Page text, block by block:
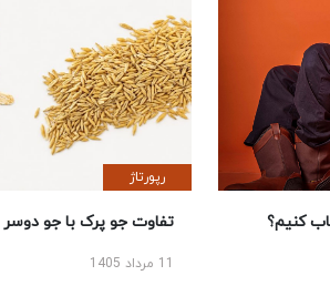
کنیم؟
رپورتاژ
تفاوت جو پرک با جو